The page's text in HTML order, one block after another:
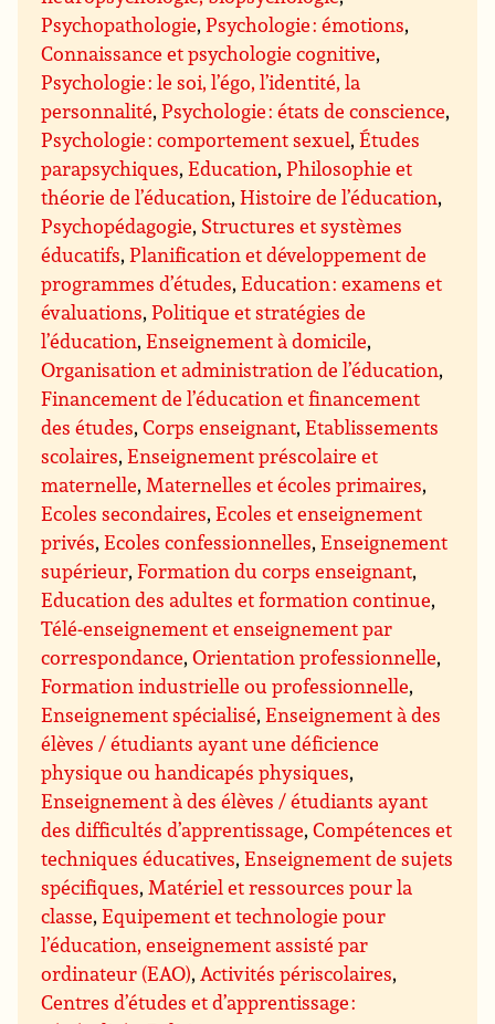
Psychopathologie,Psychologie : émotions,
Connaissance et psychologie cognitive,
Psychologie : le soi, l’égo, l’identité, la
personnalité,Psychologie : états de conscience,
Psychologie : comportement sexuel,Études
parapsychiques,Education,Philosophie et
théorie de l’éducation,Histoire de l’éducation,
Psychopédagogie, Structures et systèmes
éducatifs,Planification et développement de
programmes d’études,Education : examens et
évaluations,Politique et stratégies de
l’éducation,Enseignement à domicile,
Organisation et administration de l’éducation,
Financement de l’éducation et financement
des études,Corps enseignant,Etablissements
scolaires,Enseignement préscolaire et
maternelle,Maternelles et écoles primaires,
Ecoles secondaires,Ecoles et enseignement
privés,Ecoles confessionnelles,Enseignement
supérieur,Formation du corps enseignant,
Education des adultes et formation continue,
Télé-enseignement et enseignement par
correspondance,Orientation professionnelle,
Formation industrielle ou professionnelle,
Enseignement spécialisé,Enseignement à des
élèves / étudiants ayant une déficience
physique ou handicapés physiques,
Enseignement à des élèves / étudiants ayant
des difficultés d’apprentissage,Compétences et
techniques éducatives,Enseignement de sujets
spécifiques,Matériel et ressources pour la
classe,Equipement et technologie pour
l’éducation, enseignement assisté par
ordinateur (EAO),Activités périscolaires,
Centres d’études et d’apprentissage :